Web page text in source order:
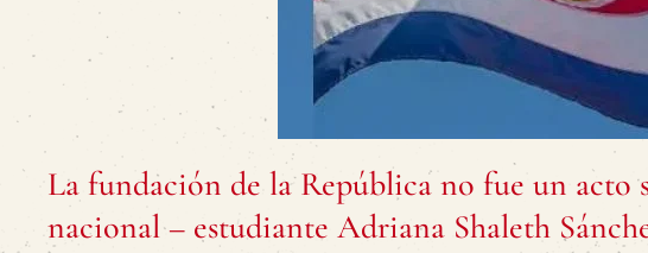
La fundación de la República no fue un
nacional – estudiante Adriana Shaleth